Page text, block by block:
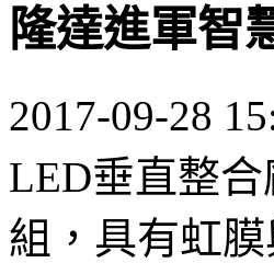
隆達進軍智
2017-09-28
LED垂直整
組，具有虹